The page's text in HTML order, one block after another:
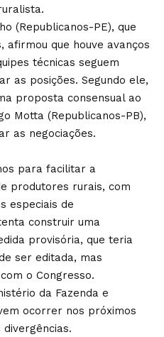
(Republicanos-PE), que
afirmou que houve avanços
técnicas seguem
as posições. Segundo ele,
proposta consensual ao
Motta (Republicanos-PB),
as negociações.
para facilitar a
produtores rurais, com
especiais de
construir uma
provisória, que teria
ser editada, mas
o Congresso.
da Fazenda e
ocorrer nos próximos